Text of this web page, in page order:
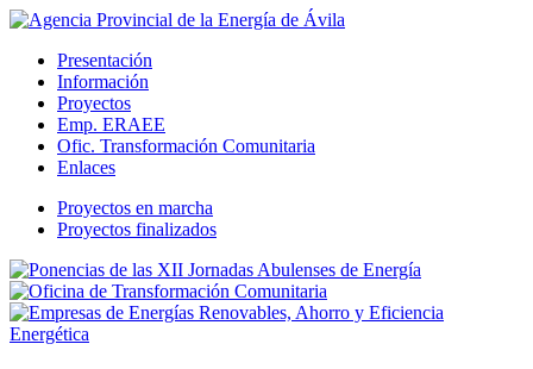
Presentación
Información
Proyectos
Emp. ERAEE
Ofic. Transformación Comunitaria
Enlaces
Proyectos en marcha
Proyectos finalizados